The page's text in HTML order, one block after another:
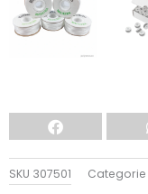
SKU 307501 Categorie